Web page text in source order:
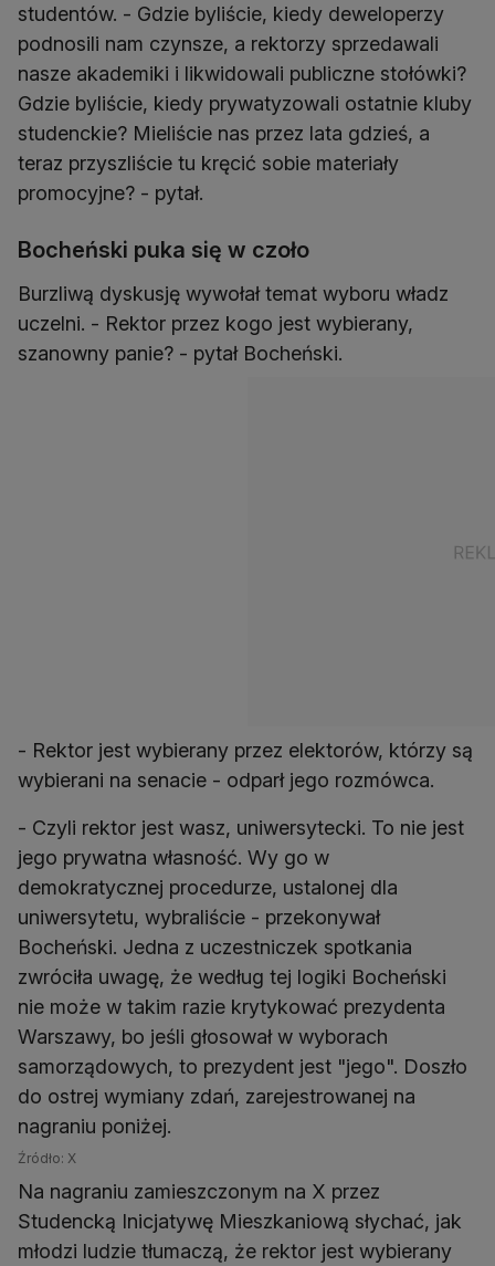
studentów. - Gdzie byliście, kiedy deweloperzy
podnosili nam czynsze, a rektorzy sprzedawali
nasze akademiki i likwidowali publiczne stołówki?
Gdzie byliście, kiedy prywatyzowali ostatnie kluby
studenckie? Mieliście nas przez lata gdzieś, a
teraz przyszliście tu kręcić sobie materiały
promocyjne? - pytał.
Bocheński puka się w czoło
Burzliwą dyskusję wywołał temat wyboru władz
uczelni. - Rektor przez kogo jest wybierany,
szanowny panie? - pytał Bocheński.
- Rektor jest wybierany przez elektorów, którzy są
wybierani na senacie - odparł jego rozmówca.
- Czyli rektor jest wasz, uniwersytecki. To nie jest
jego prywatna własność. Wy go w
demokratycznej procedurze, ustalonej dla
uniwersytetu, wybraliście - przekonywał
Bocheński. Jedna z uczestniczek spotkania
zwróciła uwagę, że według tej logiki Bocheński
nie może w takim razie krytykować prezydenta
Warszawy, bo jeśli głosował w wyborach
samorządowych, to prezydent jest "jego". Doszło
do ostrej wymiany zdań, zarejestrowanej na
nagraniu poniżej.
Źródło: X
Na nagraniu zamieszczonym na X przez
Studencką Inicjatywę Mieszkaniową słychać, jak
młodzi ludzie tłumaczą, że rektor jest wybierany